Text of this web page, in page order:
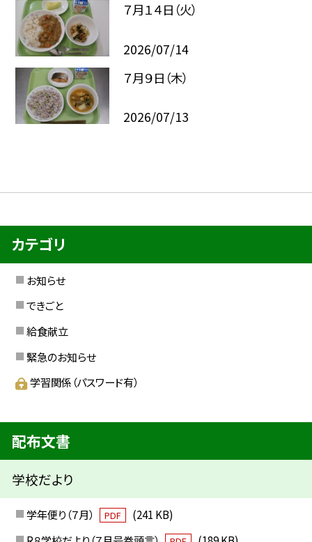
７月１４日（火）
2026/07/14
７月９日（木）
2026/07/13
カテゴリ
お知らせ
できごと
給食献立
緊急のお知らせ
学習関係（パスワード有）
配布文書
学校だより
学年便り（７月） PDF
(241 KB)